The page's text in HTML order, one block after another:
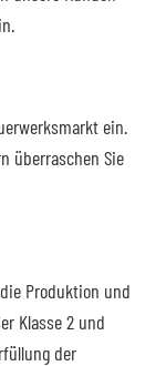
ein.
überraschen Sie
Produktion und
Klasse 2 und
der